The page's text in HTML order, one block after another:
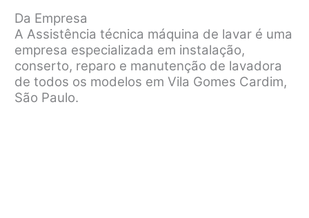
Da Empresa
A Assistência técnica máquina de lavar é uma
empresa especializada em instalação,
conserto, reparo e manutenção de lavadora
de todos os modelos em Vila Gomes Cardim,
São Paulo.